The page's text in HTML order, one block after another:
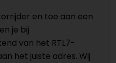
en toe aan een
je bij
van het RTL7-
het juiste adres. Wij